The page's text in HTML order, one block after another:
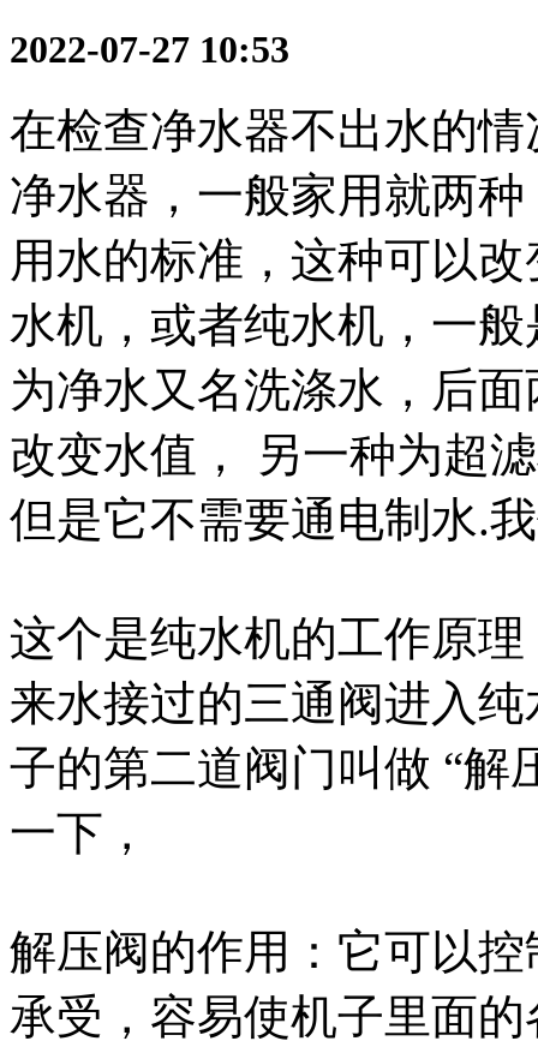
2022-07-27 10:53
在检查净水器不出水的
净水器，一般家用就两
用水的标准，这种可以
水机，或者纯水机，一
为净水又名洗涤水，后
改变水值， 另一种为超
但是它不需要通电制水.
这个是纯水机的工作原
来水接过的三通阀进入
子的第二道阀门叫做 “解
一下，
解压阀的作用：它可以
承受，容易使机子里面